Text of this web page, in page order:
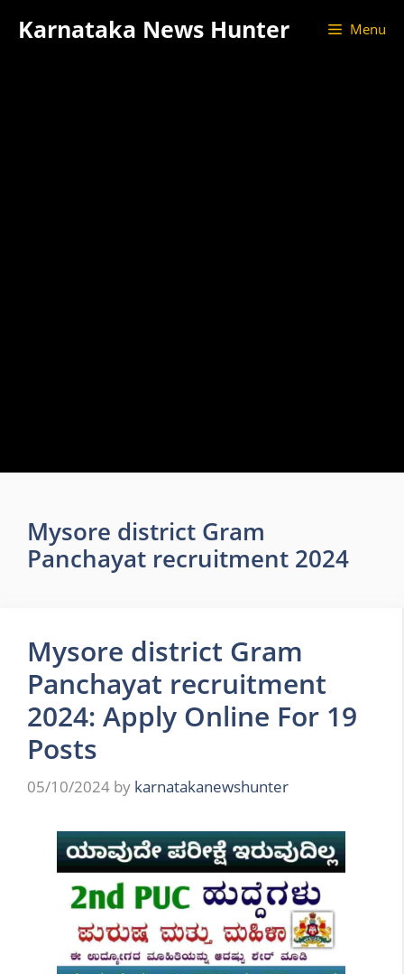
Karnataka News Hunter Menu
Mysore district Gram
Panchayat recruitment 2024
Mysore district Gram
Panchayat recruitment
2024: Apply Online For 19
Posts
05/10/2024 by karnatakanewshunter